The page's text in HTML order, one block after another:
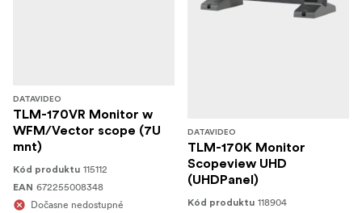
DATAVIDEO
TLM-170VR Monitor w
WFM/Vector scope (7U
mnt)
Kód produktu 115112
EAN 672255008348
Dočasne nedostupné
DATAVIDEO
TLM-170K Monitor
Scopeview UHD
(UHDPanel)
Kód produktu 118904